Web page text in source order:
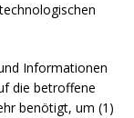
Informationen
die betroffene
benötigt, um (1)